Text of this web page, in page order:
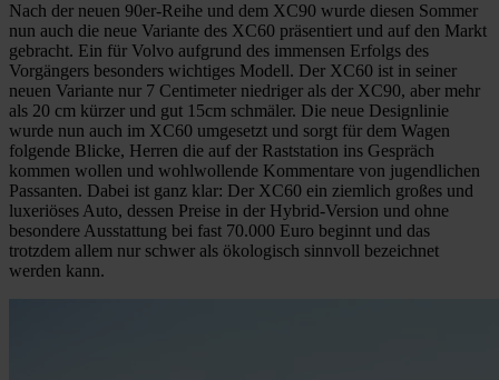
Nach der neuen 90er-Reihe und dem XC90 wurde diesen Sommer
nun auch die neue Variante des XC60 präsentiert und auf den Markt
gebracht. Ein für Volvo aufgrund des immensen Erfolgs des
Vorgängers besonders wichtiges Modell. Der XC60 ist in seiner
neuen Variante nur 7 Centimeter niedriger als der XC90, aber mehr
als 20 cm kürzer und gut 15cm schmäler. Die neue Designlinie
wurde nun auch im XC60 umgesetzt und sorgt für dem Wagen
folgende Blicke, Herren die auf der Raststation ins Gespräch
kommen wollen und wohlwollende Kommentare von jugendlichen
Passanten. Dabei ist ganz klar: Der XC60 ein ziemlich großes und
luxeriöses Auto, dessen Preise in der Hybrid-Version und ohne
besondere Ausstattung bei fast 70.000 Euro beginnt und das
trotzdem allem nur schwer als ökologisch sinnvoll bezeichnet
werden kann.